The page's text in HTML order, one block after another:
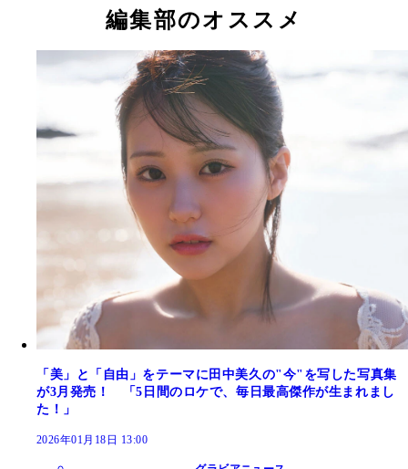
編集部のオススメ
「美」と「自由」をテーマに田中美久の"今"を写した写真集
が3月発売！ 「5日間のロケで、毎日最高傑作が生まれまし
た！」
2026年01月18日 13:00